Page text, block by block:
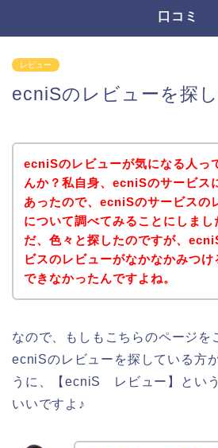
口コミ
レビュー
ecniSのレビューを探
ecniSのレビューが気になる人っ
んか？私自身、ecniSのサービス
あったので、ecniSのサービスの
について調べてみることにしまし
だ、色々と探したのですが、
ビスのレビューがなかなかみつけ
できなかったんですよね。
なので、もしもこちらのページを
ecniSのレビューを探している方
うに、【ecniS レビュー】とい
いいですよ♪